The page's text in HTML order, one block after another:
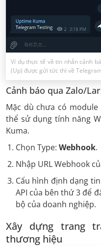
Ví dụ thực tế về tin nhắn cảnh
(Up) được gửi tức thì về
Cảnh báo qua Zalo/
Mặc dù chưa có
thể sử dụng tính năng
Kuma.
Chọn Type: Webhook.
Nhập URL Webhook
Cấu hình định dạng
API của bên thứ 3 để
bộ của doanh nghiệp.
Xây dựng trang
thương hiệu